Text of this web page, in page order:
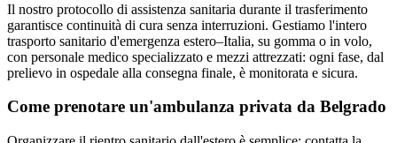
Il nostro protocollo di assistenza sanitaria durante il trasferimento
garantisce continuità di cura senza interruzioni. Gestiamo l'intero
trasporto sanitario d'emergenza estero–Italia, su gomma o in volo,
con personale medico specializzato e mezzi attrezzati: ogni fase, dal
prelievo in ospedale alla consegna finale, è monitorata e sicura.
Come prenotare un'ambulanza privata da Belgrado